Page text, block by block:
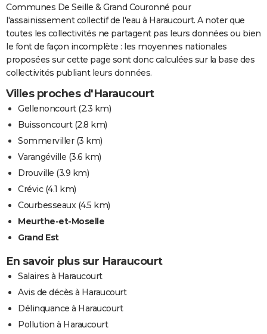
Communes De Seille & Grand Couronné pour
l'assainissement collectif de l'eau à Haraucourt. A noter que
toutes les collectivités ne partagent pas leurs données ou bien
le font de façon incomplète : les moyennes nationales
proposées sur cette page sont donc calculées sur la base des
collectivités publiant leurs données.
Villes proches d'Haraucourt
Gellenoncourt(2.3 km)
Buissoncourt(2.8 km)
Sommerviller(3 km)
Varangéville (3.6 km)
Drouville (3.9 km)
Crévic(4.1 km)
Courbesseaux(4.5 km)
Meurthe-et-Moselle
Grand Est
En savoir plus sur Haraucourt
Salaires à Haraucourt
Avis de décès à Haraucourt
Délinquance à Haraucourt
Pollution à Haraucourt